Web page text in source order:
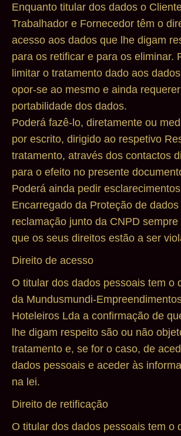
Enquanto titular dos dados o
Trabalhador e Fornecedor têm o
acesso aos dados que lhe digam
para os retificar e para os eliminar.
limitar o tratamento dado aos
opor-se ao mesmo e ainda
portabilidade dos dados.
Poderá fazê-lo, diretamente ou
por escrito, dirigido ao respetivo
tratamento, através dos contactos
para o efeito no presente
Poderá ainda pedir
Encarregado da Proteção de
reclamação junto da CNPD
que os seus direitos estão a ser
Direito de acesso
O titular dos dados pessoais tem o
da Mundusmundi-
Hoteleiros Lda a confirmação de
lhe digam respeito são ou não
tratamento e, se for o caso, de
dados pessoais e aceder às
na lei.
Direito de retificação
O titular dos dados pessoais tem o